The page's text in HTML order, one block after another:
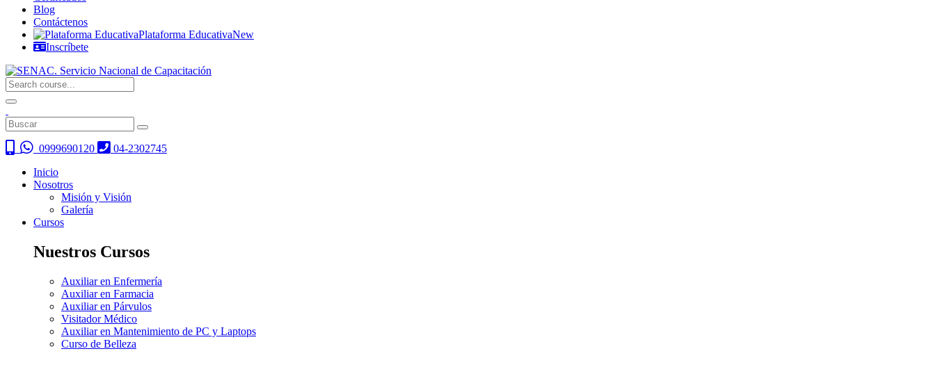
Blog
Contáctenos
Plataforma EducativaNew
Inscríbete
0999690120
04-2302745
Inicio
Nosotros
Misión y Visión
Galería
Cursos
Nuestros Cursos
Auxiliar en Enfermería
Auxiliar en Farmacia
Auxiliar en Párvulos
Visitador Médico
Auxiliar en Mantenimiento de PC y Laptops
Curso de Belleza